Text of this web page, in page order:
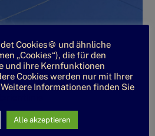
Cookies🍪 und ähnliche
„Cookies“), die für den
und ihre Kernfunktionen
Cookies werden nur mit Ihrer
Informationen finden Sie
Alle akzeptieren